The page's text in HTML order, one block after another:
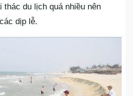
du lịch quá nhiều nên
dịp lễ.